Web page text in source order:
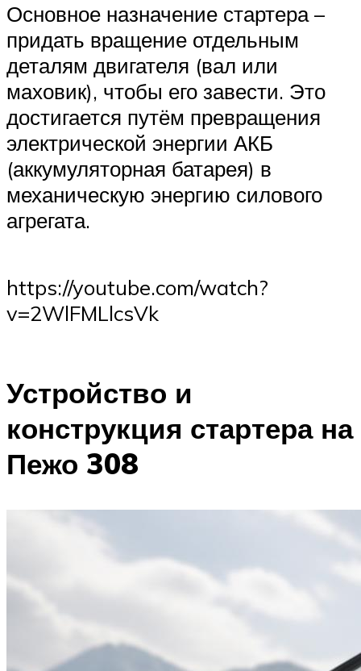
Основное назначение стартера –
придать вращение отдельным
деталям двигателя (вал или
маховик), чтобы его завести. Это
достигается путём превращения
электрической энергии АКБ
(аккумуляторная батарея) в
механическую энергию силового
агрегата.
https://youtube.com/watch?
v=2WlFMLlcsVk
Устройство и
конструкция стартера на
Пежо 308